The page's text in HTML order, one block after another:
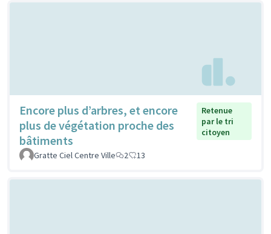
Encore plus d’arbres, et encore
plus de végétation proche des
bâtiments
Retenue
par le tri
citoyen
Gratte Ciel Centre Ville 2 13